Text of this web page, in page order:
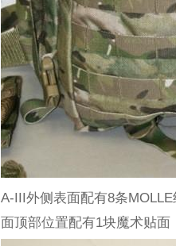
A-III外侧表面配有8条
面顶部位置配有1块魔术贴面